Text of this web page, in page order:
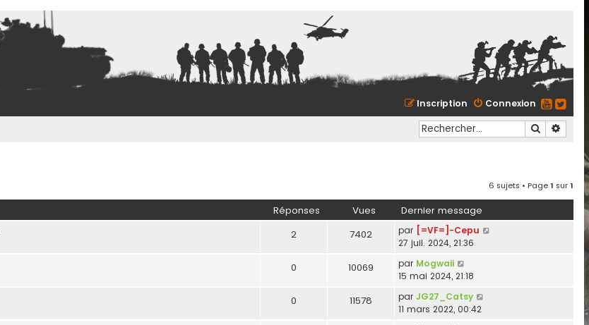
Connexion
Inscription
6 sujets • Page1 sur1
Réponses Vues Dernier message
2 7402 par [=VF=]-Cepu
27 juil. 2024, 21:36
0 10069 par Mogwaii
15 mai 2024, 21:18
0 11578 par JG27_Catsy
11 mars 2022, 00:42